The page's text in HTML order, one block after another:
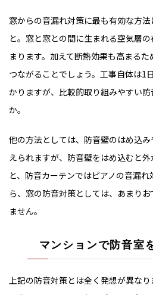
窓からの音漏れ対策に最も有効な方
と。窓と窓との間に生まれる空気層
まります。加えて断熱効果も高まる
つながることでしょう。工事自体は1
かりますが、比較的取り組みやすい
か。
他の方法としては、防音壁のはめ込
えられますが、防音壁をはめ込むと
と、防音カーテンではピアノの音漏
ら、窓の防音対策としては、あまり
ません。
マンションで防音室
上記の防音対策とは全く発想が異な